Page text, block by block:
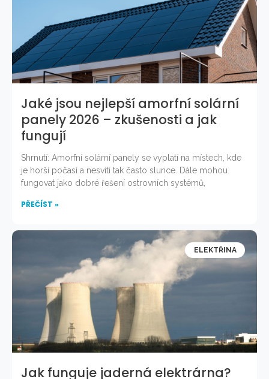
Jaké jsou nejlepší amorfní solární
panely 2026 – zkušenosti a jak
fungují
Shrnutí: Amorfní solární panely se vyplatí na místech, kde
je horší počasí a nesvítí tak často slunce. Dále mohou
fungovat jako dobré řešení ostrovních systémů,
PŘEČÍST »
ELEKTŘINA
Jak funguje jaderná elektrárna?